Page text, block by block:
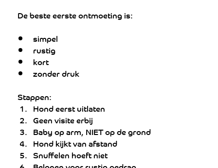
De beste eerste ontmoeting is:
simpel
rustig
kort
zonder druk
Stappen:
Hond eerst uitlaten
Geen visite erbij
Baby op arm, NIET op de grond
Hond kijkt van afstand
Snuffelen hoeft niet